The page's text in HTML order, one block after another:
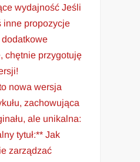
wydajność Jeśli
inne propozycje
chętnie przygotuję
nowa wersja
zachowująca
ale unikalna:
tytuł:** Jak
zarządzać